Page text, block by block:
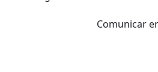
Comunicar